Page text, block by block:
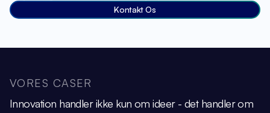
Kontakt Os
VORES CASER
Innovation handler ikke kun om ideer - det handler om